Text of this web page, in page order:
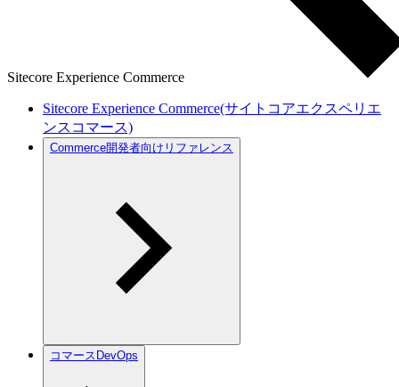
Sitecore Experience Commerce
Sitecore Experience Commerce(サイトコアエクスペリエ
ンスコマース)
Commerce開発者向けリファレンス
コマースDevOps